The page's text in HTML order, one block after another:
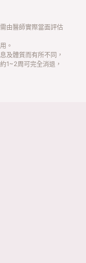
由醫師實際當面評估
。
及體質而有所不同，
1~2周可完全消退，